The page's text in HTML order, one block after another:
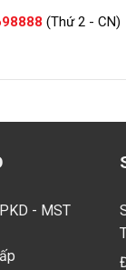
(Thứ 2 - CN)
- MST